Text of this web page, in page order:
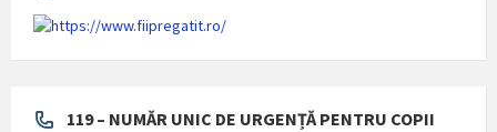
119 – NUMĂR UNIC DE URGENȚĂ PENTRU COPII